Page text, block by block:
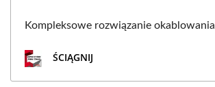
Kompleksowe rozwiązanie okablowania
ŚCIĄGNIJ